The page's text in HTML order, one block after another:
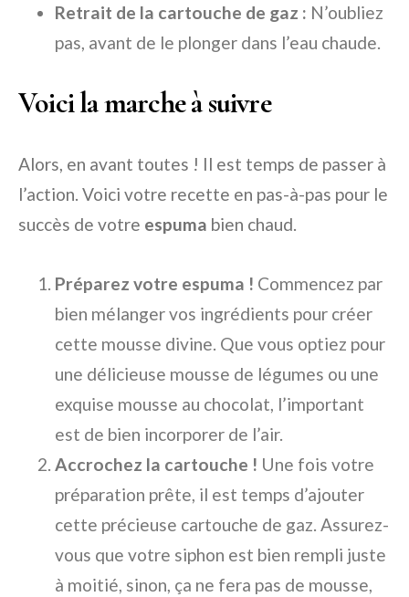
Retrait de la cartouche de gaz : N’oubliez
pas, avant de le plonger dans l’eau chaude.
Voici la marche à suivre
Alors, en avant toutes ! Il est temps de passer à
l’action. Voici votre recette en pas-à-pas pour le
succès de votre espuma bien chaud.
Préparez votre espuma ! Commencez par
bien mélanger vos ingrédients pour créer
cette mousse divine. Que vous optiez pour
une délicieuse mousse de légumes ou une
exquise mousse au chocolat, l’important
est de bien incorporer de l’air.
Accrochez la cartouche ! Une fois votre
préparation prête, il est temps d’ajouter
cette précieuse cartouche de gaz. Assurez-
vous que votre siphon est bien rempli juste
à moitié, sinon, ça ne fera pas de mousse,